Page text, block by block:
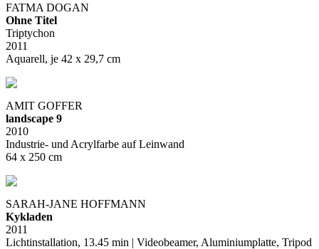
FATMA DOGAN
Ohne Titel
Triptychon
2011
Aquarell, je 42 x 29,7 cm
AMIT GOFFER
landscape 9
2010
Industrie- und Acrylfarbe auf Leinwand
64 x 250 cm
SARAH-JANE HOFFMANN
Kykladen
2011
Lichtinstallation, 13.45 min | Videobeamer, Aluminiumplatte, Tripod